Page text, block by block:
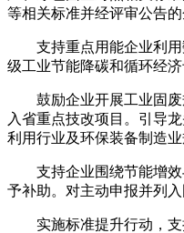
等相关标准并经评审公告
支持重点用能企业利用
级工业节能降碳和循环经
鼓励企业开展工业固废
入省重点技改项目。引导
利用行业及环保装备制造
支持企业围绕节能增效
予补助。对主动申报并列
实施标准提升行动，支持